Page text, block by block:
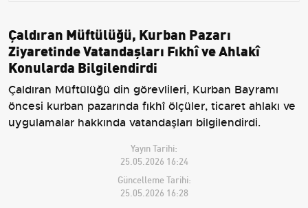
Çaldıran Müftülüğü, Kurban Pazarı
Ziyaretinde Vatandaşları Fıkhî ve Ahlakî
Konularda Bilgilendirdi
Çaldıran Müftülüğü din görevlileri, Kurban Bayramı
öncesi kurban pazarında fıkhî ölçüler, ticaret ahlakı ve
uygulamalar hakkında vatandaşları bilgilendirdi.
Yayın Tarihi:
25.05.2026 16:24
Güncelleme Tarihi:
25.05.2026 16:28